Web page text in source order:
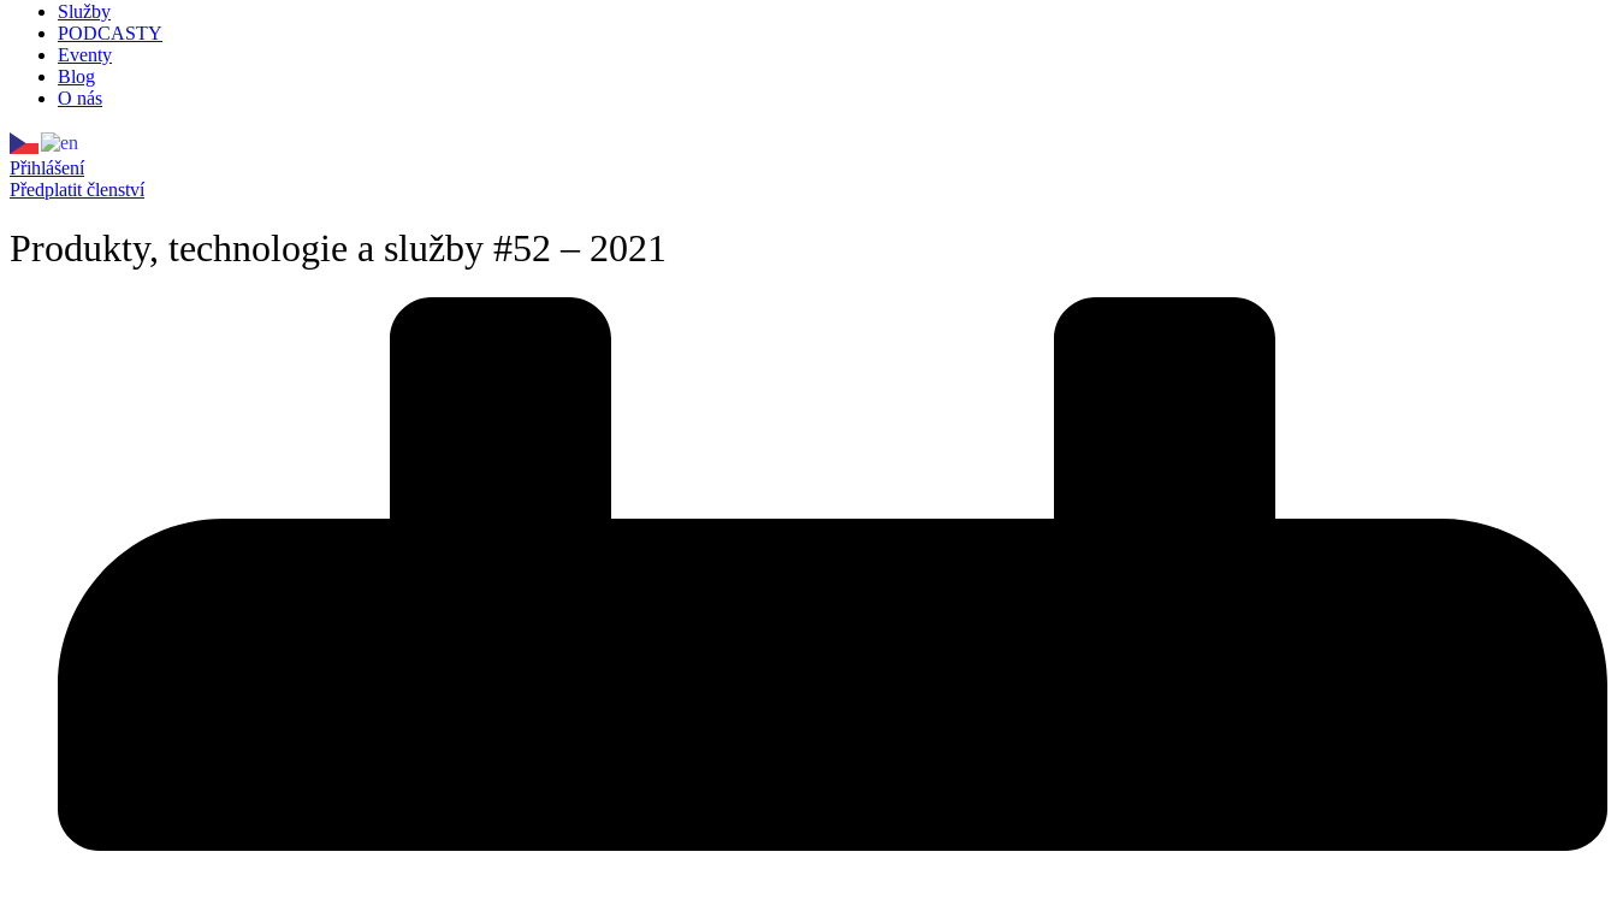
Služby
PODCASTY
Eventy
Blog
O nás
Přihlášení
Předplatit členství
Produkty, technologie a služby #52 – 2021